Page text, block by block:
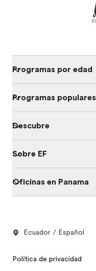
Programas por edad
Programas populares
Descubre
Sobre EF
Oficinas en Panama
Ecuador / Español
Política de privacidad